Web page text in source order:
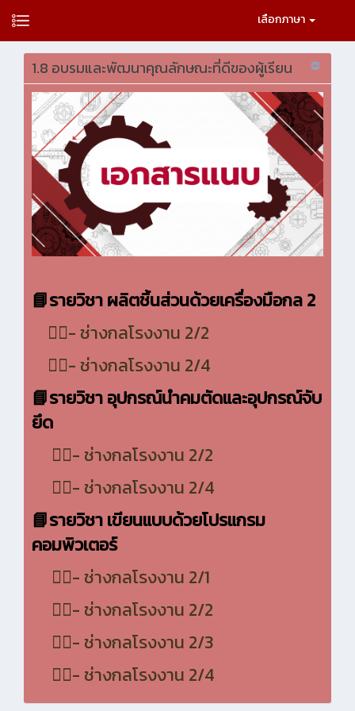
เลือกภาษา
1.8 อบรมและพัฒนาคุณลักษณะที่ดีของผู้เรียน
📘รายวิชา ผลิตชิ้นส่วนด้วยเครื่องมือกล 2
👷‍♂️- ช่างกลโรงงาน 2/2
👷‍♂️- ช่างกลโรงงาน 2/4
📘รายวิชา อุปกรณ์นำคมตัดและอุปกรณ์จับ
ยึด
👷‍♂️- ช่างกลโรงงาน 2/2
👷‍♂️- ช่างกลโรงงาน 2/4
📘รายวิชา เขียนแบบด้วยโปรแกรม
คอมพิวเตอร์
👷‍♂️- ช่างกลโรงงาน 2/1
👷‍♂️- ช่างกลโรงงาน 2/2
👷‍♂️- ช่างกลโรงงาน 2/3
👷‍♂️- ช่างกลโรงงาน 2/4